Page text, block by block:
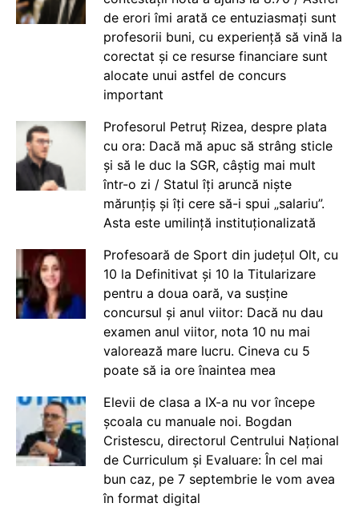
de erori îmi arată ce entuziasmați sunt
profesorii buni, cu experiență să vină la
corectat și ce resurse financiare sunt
alocate unui astfel de concurs
important
Profesorul Petruț Rizea, despre plata
cu ora: Dacă mă apuc să strâng sticle
și să le duc la SGR, câștig mai mult
într-o zi / Statul îți aruncă niște
mărunțiș și îți cere să-i spui „salariu”.
Asta este umilință instituționalizată
Profesoară de Sport din județul Olt, cu
10 la Definitivat și 10 la Titularizare
pentru a doua oară, va susține
concursul și anul viitor: Dacă nu dau
examen anul viitor, nota 10 nu mai
valorează mare lucru. Cineva cu 5
poate să ia ore înaintea mea
Elevii de clasa a IX-a nu vor începe
școala cu manuale noi. Bogdan
Cristescu, directorul Centrului Național
de Curriculum și Evaluare: În cel mai
bun caz, pe 7 septembrie le vom avea
în format digital